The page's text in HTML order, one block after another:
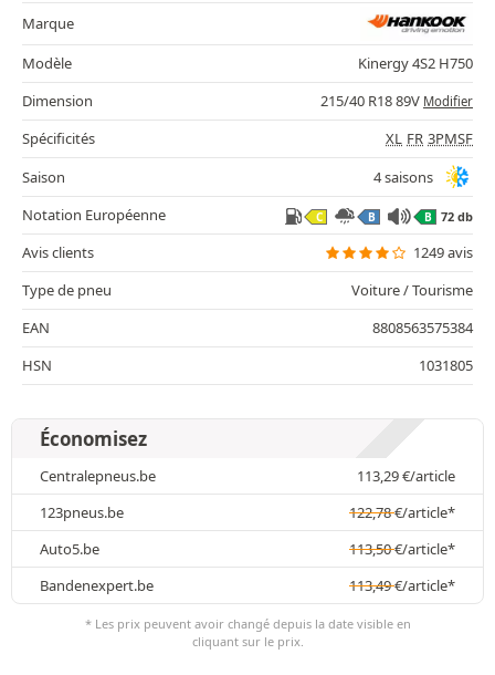
Marque
Modèle
Kinergy 4S2 H750
Dimension
215/40 R18 89V Modifier
Spécificités XL FR 3PMSF
Saison
4 saisons
Notation Européenne
C B B 72 db
Avis clients
1249 avis
Type de pneu
Voiture / Tourisme
EAN
8808563575384
HSN
1031805
Économisez
Centralepneus.be 113,29€/article
123pneus.be
122,78€/article*
Auto5.be
113,50€/article*
Bandenexpert.be
113,49€/article*
* Les prix peuvent avoir changé depuis la date visible en
cliquant sur le prix.